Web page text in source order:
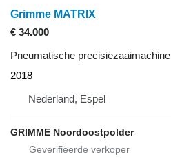
Grimme MATRIX
€ 34.000
Pneumatische precisiezaaimachine
2018
Nederland, Espel
GRIMME Noordoostpolder